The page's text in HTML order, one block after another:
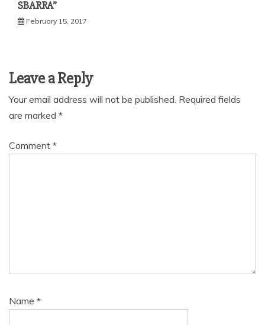
SBARRA”
February 15, 2017
Leave a Reply
Your email address will not be published. Required fields
are marked *
Comment *
Name *